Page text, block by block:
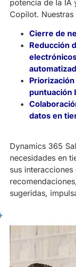
potencia de la IA
Copilot.
Cierre de
Reducción
puntuación
datos en
Dynamics 365
necesidades en
sus
sugeridas,